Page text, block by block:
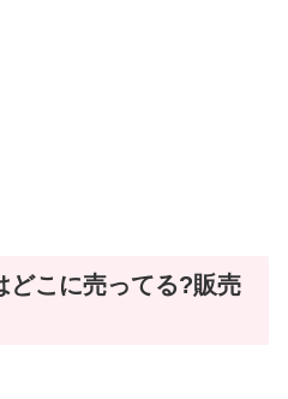
どこに売ってる?販売